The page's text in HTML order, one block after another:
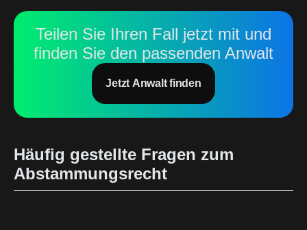
Teilen Sie Ihren Fall jetzt mit und
finden Sie den passenden Anwalt
Jetzt Anwalt finden
Häufig gestellte Fragen zum
Abstammungsrecht